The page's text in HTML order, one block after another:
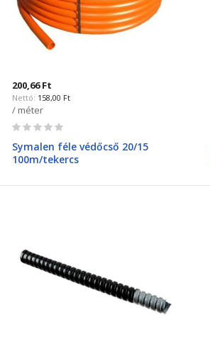
200,66 Ft
158,00 Ft
/ méter
Rating:
Symalen féle védőcső 20/15
100m/tekercs